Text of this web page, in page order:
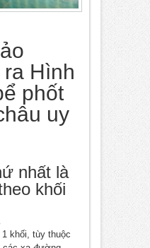
Hình
phốt
uy
nhất là
khối
khối, tùy thuộc